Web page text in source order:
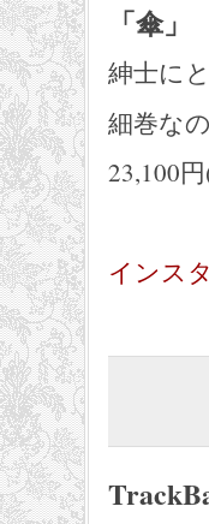
「傘」
紳士に
細巻な
23,100
インス